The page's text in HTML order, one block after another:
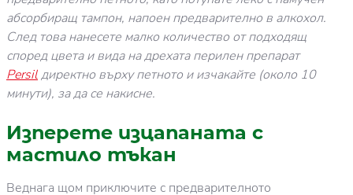
абсорбиращ тампон, напоен предварително в алкохол.
След това нанесете малко количество от подходящ
според цвета и вида на дрехата перилен препарат
Persilдиректно върху петното и изчакайте (около 10
минути), за да се накисне.
Изперете изцапаната с
мастило тъкан
Веднага щом приключите с предварителното